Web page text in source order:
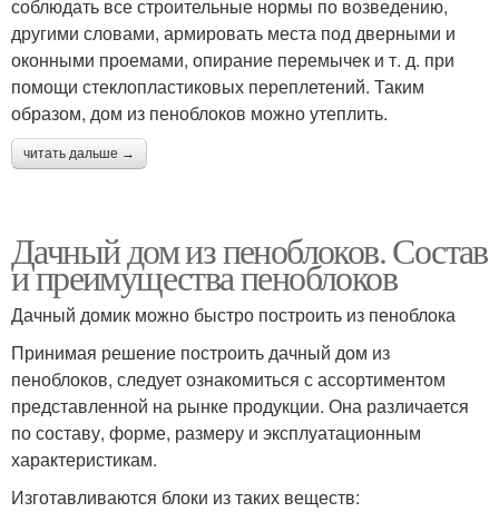
соблюдать все строительные нормы по возведению,
другими словами, армировать места под дверными и
оконными проемами, опирание перемычек и т. д. при
помощи стеклопластиковых переплетений. Таким
образом, дом из пеноблоков можно утеплить.
читать дальше →
Дачный дом из пеноблоков. Состав
и преимущества пеноблоков
Дачный домик можно быстро построить из пеноблока
Принимая решение построить дачный дом из
пеноблоков, следует ознакомиться с ассортиментом
представленной на рынке продукции. Она различается
по составу, форме, размеру и эксплуатационным
характеристикам.
Изготавливаются блоки из таких веществ: